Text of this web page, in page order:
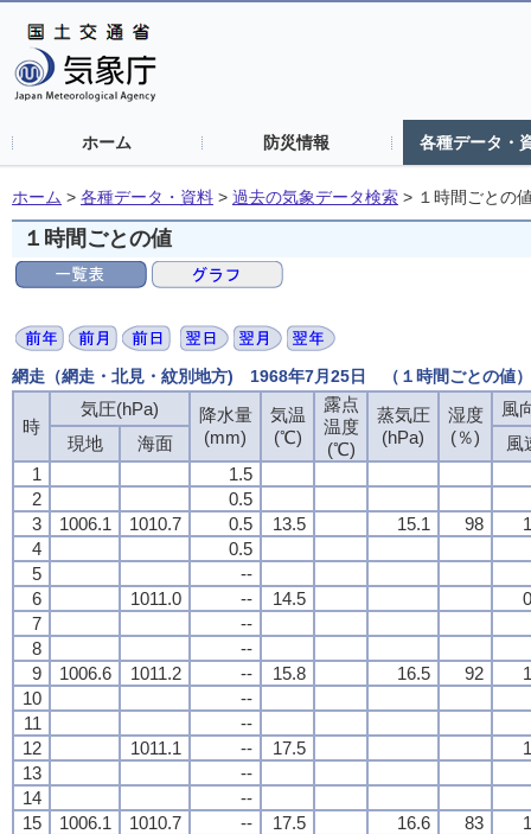
ホーム 防災情報 各種データ・
ホーム > 各種データ・資料 > 過去の気象データ検索 > １時間ごとの
１時間ごとの値
網走（網走・北見・紋別地方) 1968年7月25日 （１時間ごとの値）
時
気圧(hPa)
降水量
(mm)
気温
(℃)
露点
温度
(℃)
蒸気圧
(hPa)
湿度
(％)
風
現地
海面
風
1
1.5
2
0.5
3
1006.1 1010.7 0.5 13.5 15.1 98
4
0.5
5
--
6
1011.0 -- 14.5
7
--
8
--
9
1006.6 1011.2 -- 15.8 16.5 92
10
--
11
--
12
1011.1 -- 17.5
13
--
14
--
15
1006.1 1010.7 -- 17.5 16.6 83
時
気圧(hPa)
降水量
(mm)
気温
(℃)
露点
温度
(℃)
蒸気圧
(hPa)
湿度
(％)
風
現地
海面
風
1
1.5
2
0.5
3
1006.1 1010.7 0.5 13.5 15.1 98
4
0.5
5
--
6
1011.0 -- 14.5
7
--
8
--
9
1006.6 1011.2 -- 15.8 16.5 92
10
--
11
--
12
1011.1 -- 17.5
13
--
14
--
15
1006.1 1010.7 -- 17.5 16.6 83
時
気圧(hPa)
降水量
(mm)
気温
(℃)
露点
温度
(℃)
蒸気圧
(hPa)
湿度
(％)
風
現地
海面
風
1
1.5
2
0.5
3
1006.1 1010.7 0.5 13.5 15.1 98
4
0.5
5
--
6
1011.0 -- 14.5
7
--
8
--
9
1006.6 1011.2 -- 15.8 16.5 92
10
--
11
--
12
1011.1 -- 17.5
13
--
14
--
15
1006.1 1010.7 -- 17.5 16.6 83
時
気圧(hPa)
降水量
(mm)
気温
(℃)
露点
温度
(℃)
蒸気圧
(hPa)
湿度
(％)
風
現地
海面
風
1
1.5
2
0.5
3
1006.1 1010.7 0.5 13.5 15.1 98
4
0.5
5
--
6
1011.0 -- 14.5
7
--
8
--
9
1006.6 1011.2 -- 15.8 16.5 92
10
--
11
--
12
1011.1 -- 17.5
13
--
14
--
15
1006.1 1010.7 -- 17.5 16.6 83